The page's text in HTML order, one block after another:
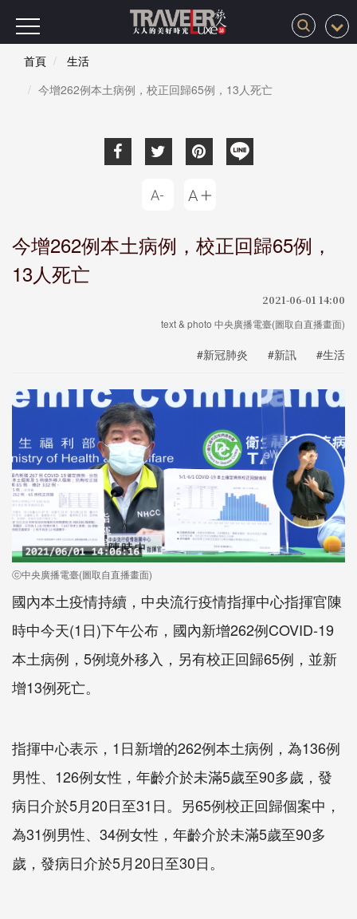
首頁
生活
今增262例本土病例，校正回歸65例，13人死亡
今增262例本土病例，校正回歸65例，
13人死亡
2021-06-01 14:00
text & photo 中央廣播電臺(圖取自直播畫面)
#新冠肺炎 #新訊 #生活
ⓒ中央廣播電臺(圖取自直播畫面)
國內本土疫情持續，中央流行疫情指揮中心指揮官陳
時中今天(1日)下午公布，國內新增262例COVID-19
本土病例，5例境外移入，另有校正回歸65例，並新
增13例死亡。
指揮中心表示，1日新增的262例本土病例，為136例
男性、126例女性，年齡介於未滿5歲至90多歲，發
病日介於5月20日至31日。另65例校正回歸個案中，
為31例男性、34例女性，年齡介於未滿5歲至90多
歲，發病日介於5月20日至30日。